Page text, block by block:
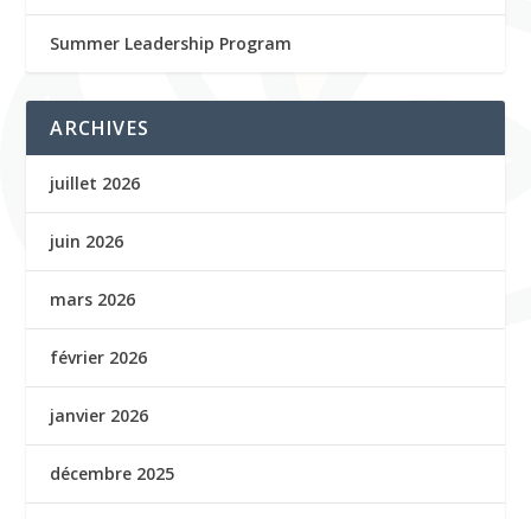
Summer Leadership Program
ARCHIVES
juillet 2026
juin 2026
mars 2026
février 2026
janvier 2026
décembre 2025